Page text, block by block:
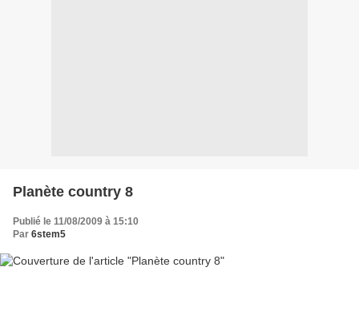
Planète country 8
Publié le 11/08/2009 à 15:10
Par 6stem5